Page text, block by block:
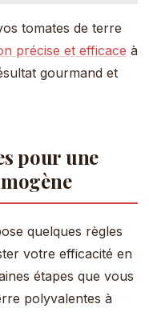
tomates de terre
précise et efficace à
gourmand et
pour une
quelques règles
votre efficacité en
étapes que vous
polyvalentes à